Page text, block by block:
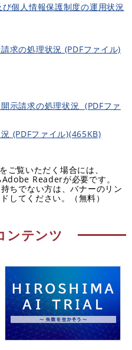
個人情報保護制度の運用状況
求の処理状況 (PDFファイル)
示請求の処理状況 (PDFファ
(PDFファイル)(465KB)
ご覧いただく場合には、
Readerが必要です。
ちでない方は、バナーのリン
してください。（無料）
ンテンツ